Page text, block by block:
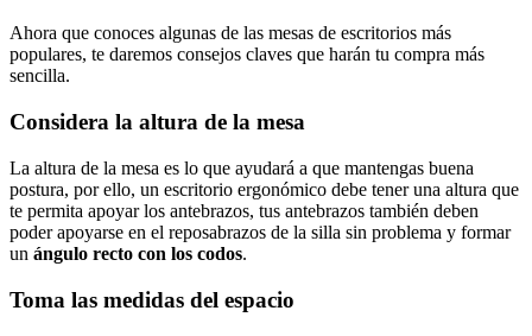
Ahora que conoces algunas de las mesas de escritorios más
populares, te daremos consejos claves que harán tu compra más
sencilla.
Considera la altura de la mesa
La altura de la mesa es lo que ayudará a que mantengas buena
postura, por ello, un escritorio ergonómico debe tener una altura que
te permita apoyar los antebrazos, tus antebrazos también deben
poder apoyarse en el reposabrazos de la silla sin problema y formar
un ángulo recto con los codos.
Toma las medidas del espacio